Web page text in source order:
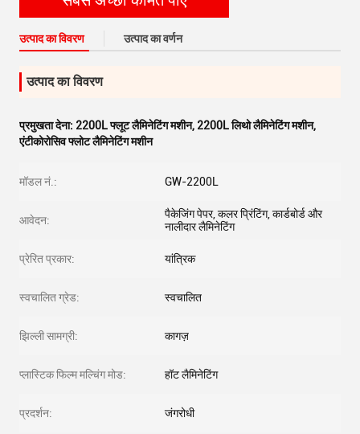
उत्पाद का विवरण उत्पाद का वर्णन
उत्पाद का विवरण
प्रमुखता देना: 2200L फ्लूट लैमिनेटिंग मशीन, 2200L लिथो लैमिनेटिंग मशीन,
एंटीकोरोसिव फ्लोट लैमिनेटिंग मशीन
मॉडल नं.: GW-2200L
आवेदन:
पैकेजिंग पेपर, कलर प्रिंटिंग, कार्डबोर्ड और
नालीदार लैमिनेटिंग
प्रेरित प्रकार: यांत्रिक
स्वचालित ग्रेड: स्वचालित
झिल्ली सामग्री: कागज़
प्लास्टिक फिल्म मल्चिंग मोड: हॉट लैमिनेटिंग
प्रदर्शन: जंगरोधी